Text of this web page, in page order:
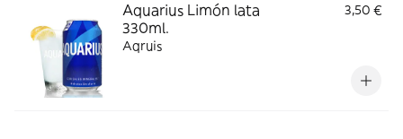
Aquarius Limón lata
330ml.
3,50 €
Aqruis